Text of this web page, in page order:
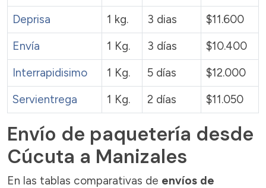
Deprisa
1 kg. 3 dias
$11.600
Envía
1 Kg. 3 días
$10.400
Interrapidisimo
1 Kg. 5 días
$12.000
Servientrega
1 Kg. 2 días $11.050
Envío de paquetería desde
Cúcuta a Manizales
En las tablas comparativas de envíos de